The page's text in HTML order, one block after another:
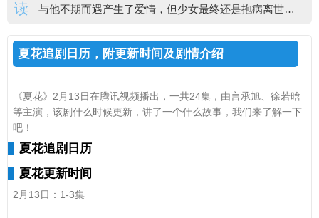
读
与他不期而遇产生了爱情，但少女最终还是抱病离世的
徐若晗等主演。
夏花追剧日历，附更新时间及剧情介绍
《夏花》2月13日在腾讯视频播出，一共24集，由言承旭、徐若晗
等主演，该剧什么时候更新，讲了一个什么故事，我们来了解一下
吧！
夏花追剧日历
夏花更新时间
2月13日：1-3集